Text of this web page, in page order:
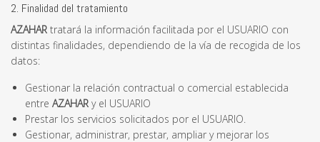
2. Finalidad del tratamiento
AZAHAR tratará la información facilitada por el USUARIO con
distintas finalidades, dependiendo de la vía de recogida de los
datos:
Gestionar la relación contractual o comercial establecida
entre AZAHAR y el USUARIO
Prestar los servicios solicitados por el USUARIO.
Gestionar, administrar, prestar, ampliar y mejorar los